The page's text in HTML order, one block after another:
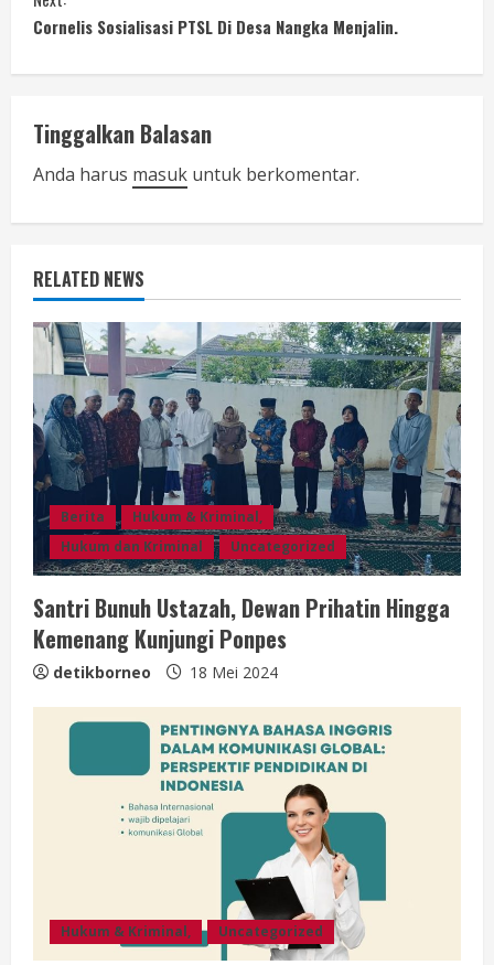
t
n
u
e
R
e
a
d
i
n
g
Cornelis Sosialisasi PTSL Di Desa Nangka Menjalin.
Tinggalkan Balasan
Anda harus masuk untuk berkomentar.
RELATED NEWS
Berita
Hukum & Kriminal,
Hukum dan Kriminal
Uncategorized
Santri Bunuh Ustazah, Dewan Prihatin Hingga
Kemenang Kunjungi Ponpes
detikborneo 18 Mei 2024
Hukum & Kriminal, Uncategorized